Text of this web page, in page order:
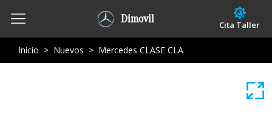
Dimovil Cita Taller
Inicio > Nuevos > Mercedes CLASE CLA